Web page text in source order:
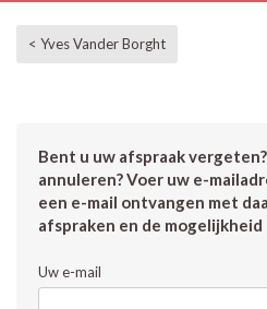
< Yves Vander Borght
Bent u uw afspraak
annuleren? Voer uw e-
een e-mail ontvangen met
afspraken en de
Uw e-mail